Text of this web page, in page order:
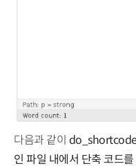
다음과 같이 do_shortcode
인 파일 내에서 단축 코드